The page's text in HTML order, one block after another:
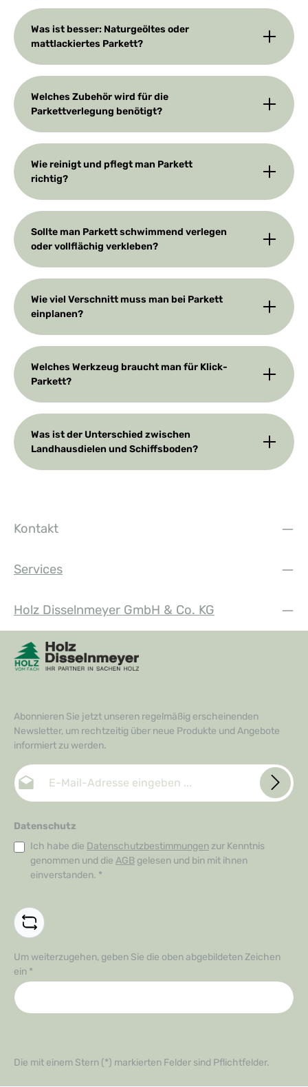
Was ist besser: Naturgeöltes oder
mattlackiertes Parkett?
Welches Zubehör wird für die
Parkettverlegung benötigt?
Wie reinigt und pflegt man Parkett
richtig?
Sollte man Parkett schwimmend verlegen
oder vollflächig verkleben?
Wie viel Verschnitt muss man bei Parkett
einplanen?
Welches Werkzeug braucht man für Klick-
Parkett?
Was ist der Unterschied zwischen
Landhausdielen und Schiffsboden?
Kontakt
Services
Holz Disselnmeyer GmbH & Co. KG
Abonnieren Sie jetzt unseren regelmäßig erscheinenden
Newsletter, um rechtzeitig über neue Produkte und Angebote
informiert zu werden.
E-Mail-Adresse*
Datenschutz
Ich habe die Datenschutzbestimmungen zur Kenntnis
genommen und die AGB gelesen und bin mit ihnen
einverstanden. *
Um weiterzugehen, geben Sie die oben abgebildeten Zeichen
ein *
Die mit einem Stern (*) markierten Felder sind Pflichtfelder.